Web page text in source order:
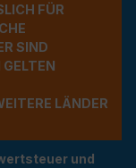
FÜR G
A
SIND A
A
LÄNDER NU
und